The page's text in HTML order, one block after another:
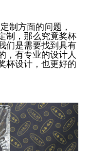
制方面的问题，
制，那么究竟奖杯
们是需要找到具有
，有专业的设计人
杯设计，也更好的